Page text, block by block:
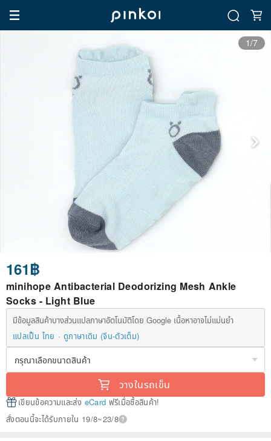
1/7
161฿
minihope Antibacterial Deodorizing Mesh Ankle
Socks - Light Blue
มีข้อมูลสินค้าบางส่วนแปลภาษาอัตโนมัติโดย Google เนื้อหาอาจไม่แม่นยำ
แปลเป็น ไทย
ดูภาษาเดิม (จีน-ตัวเต็ม)
วางในรถเข็น
เขียนข้อความและส่ง eCard ฟรีเมื่อซื้อสินค้า!
สั่งตอนนี้จะได้รับภายใน 19/8~23/8